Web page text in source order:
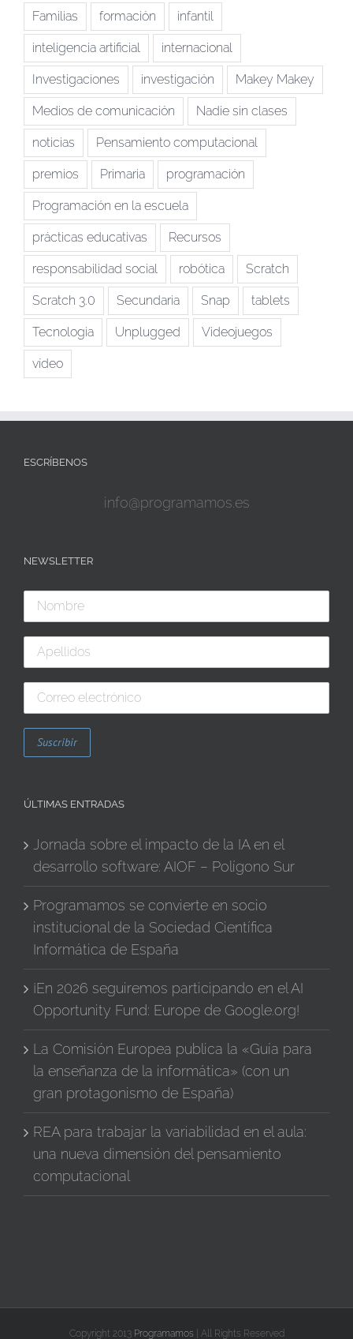
Familias formación infantil
inteligencia artificial internacional
Investigaciones investigación Makey Makey
Medios de comunicación Nadie sin clases
noticias Pensamiento computacional
premios Primaria programación
Programación en la escuela
prácticas educativas Recursos
responsabilidad social robótica Scratch
Scratch 3.0 Secundaria Snap tablets
Tecnologia Unplugged Videojuegos
vídeo
ESCRÍBENOS
info@programamos.es
NEWSLETTER
ÚLTIMAS ENTRADAS
Jornada sobre el impacto de la IA en el
desarrollo software: AIOF – Polígono Sur
Programamos se convierte en socio
institucional de la Sociedad Científica
Informática de España
¡En 2026 seguiremos participando en el AI
Opportunity Fund: Europe de Google.org!
La Comisión Europea publica la «Guía para
la enseñanza de la informática» (con un
gran protagonismo de España)
REA para trabajar la variabilidad en el aula:
una nueva dimensión del pensamiento
computacional
Copyright 2013 Programamos | All Rights Reserved